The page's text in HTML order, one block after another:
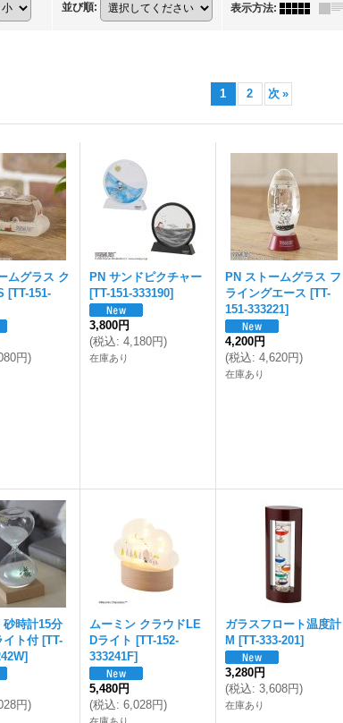
並び順: 表示方法:
1 2 次 »
ムグラス ク
[TT-151-
円)
PN サンドピクチャー
[TT-151-333190]
3,800円
(税込: 4,180円)
在庫あり
PN ストームグラス フ
ライングエース [TT-
151-333221]
4,200円
(税込: 4,620円)
在庫あり
砂時計15分
イト付 [TT-
]
円)
ムーミン クラウドLE
Dライト [TT-152-
333241F]
5,480円
(税込: 6,028円)
ガラスフロート温度計
M [TT-333-201]
3,280円
(税込: 3,608円)
在庫あり